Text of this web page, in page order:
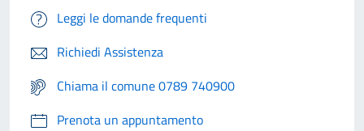
Leggi le domande frequenti
Richiedi Assistenza
Chiama il comune 0789 740900
Prenota un appuntamento